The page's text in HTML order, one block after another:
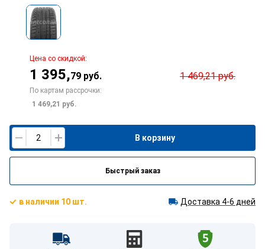
Цена со скидкой:
1 395,79 руб. 1 469,21руб.
По картам рассрочки:
1 469,21 руб.
В корзину
Быстрый заказ
в наличии 10 шт. Доставка 4-6 дней